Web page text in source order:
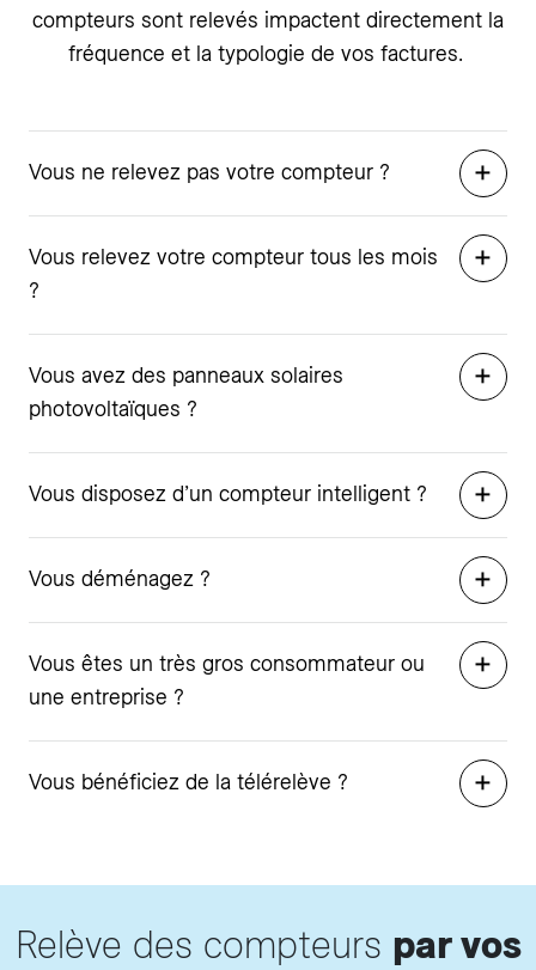
compteurs sont relevés impactent directement la
fréquence et la typologie de vos factures.
Vous ne relevez pas votre compteur ?
Vous relevez votre compteur tous les mois
?
Vous avez des panneaux solaires
photovoltaïques ?
Vous disposez d’un compteur intelligent ?
Vous déménagez ?
Vous êtes un très gros consommateur ou
une entreprise ?
Vous bénéficiez de la télérelève ?
Relève des compteurs par vos